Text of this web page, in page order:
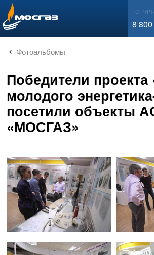
info@mos-gaz.ru
8
Фотоальбомы
Победители
молодого
посетили объекты
«МОСГАЗ»